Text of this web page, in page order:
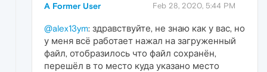
A Former User Feb 28, 2020, 5:44 PM
@alex13ym: здравствуйте, не знаю как у вас, но
у меня всё работает нажал на загруженный
файл, отобразилось что файл сохранён,
перешёл в то место куда указано место